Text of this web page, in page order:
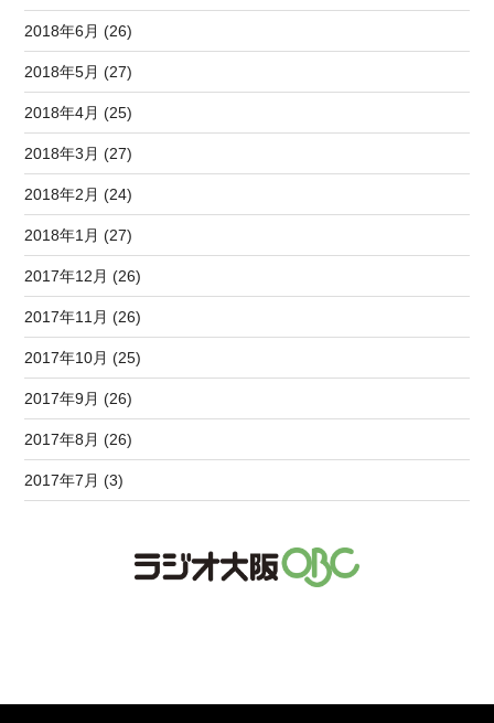
2018年6月 (26)
2018年5月 (27)
2018年4月 (25)
2018年3月 (27)
2018年2月 (24)
2018年1月 (27)
2017年12月 (26)
2017年11月 (26)
2017年10月 (25)
2017年9月 (26)
2017年8月 (26)
2017年7月 (3)